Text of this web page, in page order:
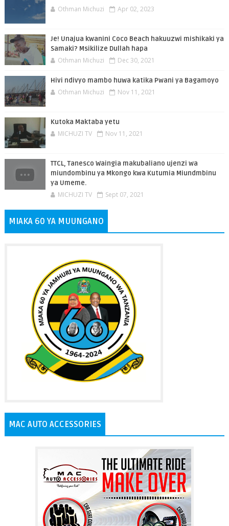
Othman Michuzi Apr 02, 2023
Je! Unajua kwanini Coco Beach hakuuzwi mishikaki ya
Samaki? Msikilize Dullah hapa
Othman Michuzi Dec 30, 2021
Hivi ndivyo mambo huwa katika Pwani ya Bagamoyo
Othman Michuzi Nov 11, 2021
Kutoka Maktaba yetu
MICHUZI TV Nov 11, 2021
TTCL, Tanesco Waingia makubaliano ujenzi wa
miundombinu ya Mkongo kwa Kutumia Miundmbinu
ya Umeme.
MICHUZI TV Sept 07, 2021
MIAKA 60 YA MUUNGANO
MAC AUTO ACCESSORIES